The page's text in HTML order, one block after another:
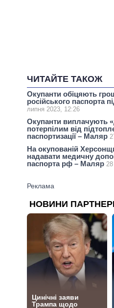
ЧИТАЙТЕ ТАКОЖ
Окупанти обіцяють
російського паспорта
липня 2023, 12:26
Окупанти виплачують
потерпілим від
паспортизації – Маляр
На окупованій
надавати медичну
паспорта рф – Маляр